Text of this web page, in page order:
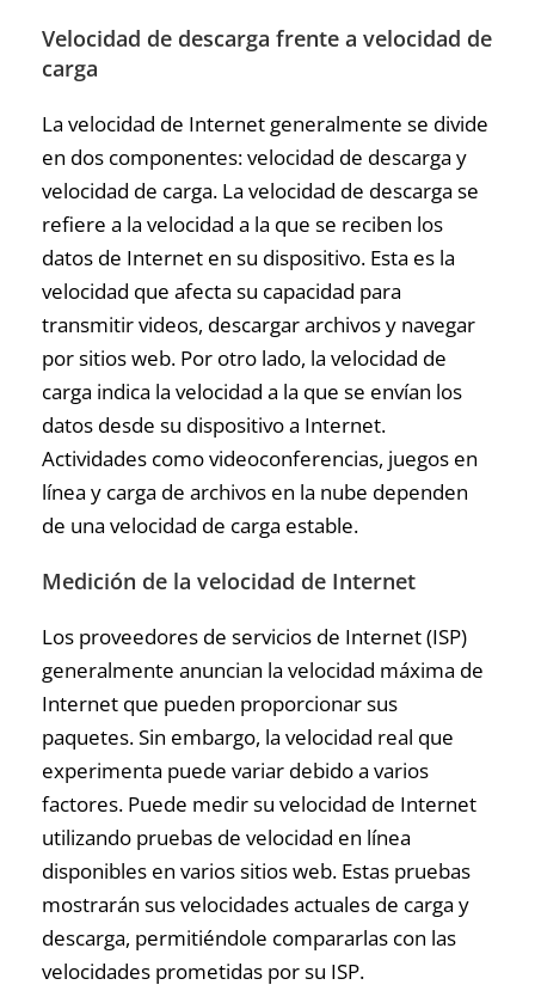
Velocidad de descarga frente a velocidad de
carga
La velocidad de Internet generalmente se divide
en dos componentes: velocidad de descarga y
velocidad de carga. La velocidad de descarga se
refiere a la velocidad a la que se reciben los
datos de Internet en su dispositivo. Esta es la
velocidad que afecta su capacidad para
transmitir videos, descargar archivos y navegar
por sitios web. Por otro lado, la velocidad de
carga indica la velocidad a la que se envían los
datos desde su dispositivo a Internet.
Actividades como videoconferencias, juegos en
línea y carga de archivos en la nube dependen
de una velocidad de carga estable.
Medición de la velocidad de Internet
Los proveedores de servicios de Internet (ISP)
generalmente anuncian la velocidad máxima de
Internet que pueden proporcionar sus
paquetes. Sin embargo, la velocidad real que
experimenta puede variar debido a varios
factores. Puede medir su velocidad de Internet
utilizando pruebas de velocidad en línea
disponibles en varios sitios web. Estas pruebas
mostrarán sus velocidades actuales de carga y
descarga, permitiéndole compararlas con las
velocidades prometidas por su ISP.